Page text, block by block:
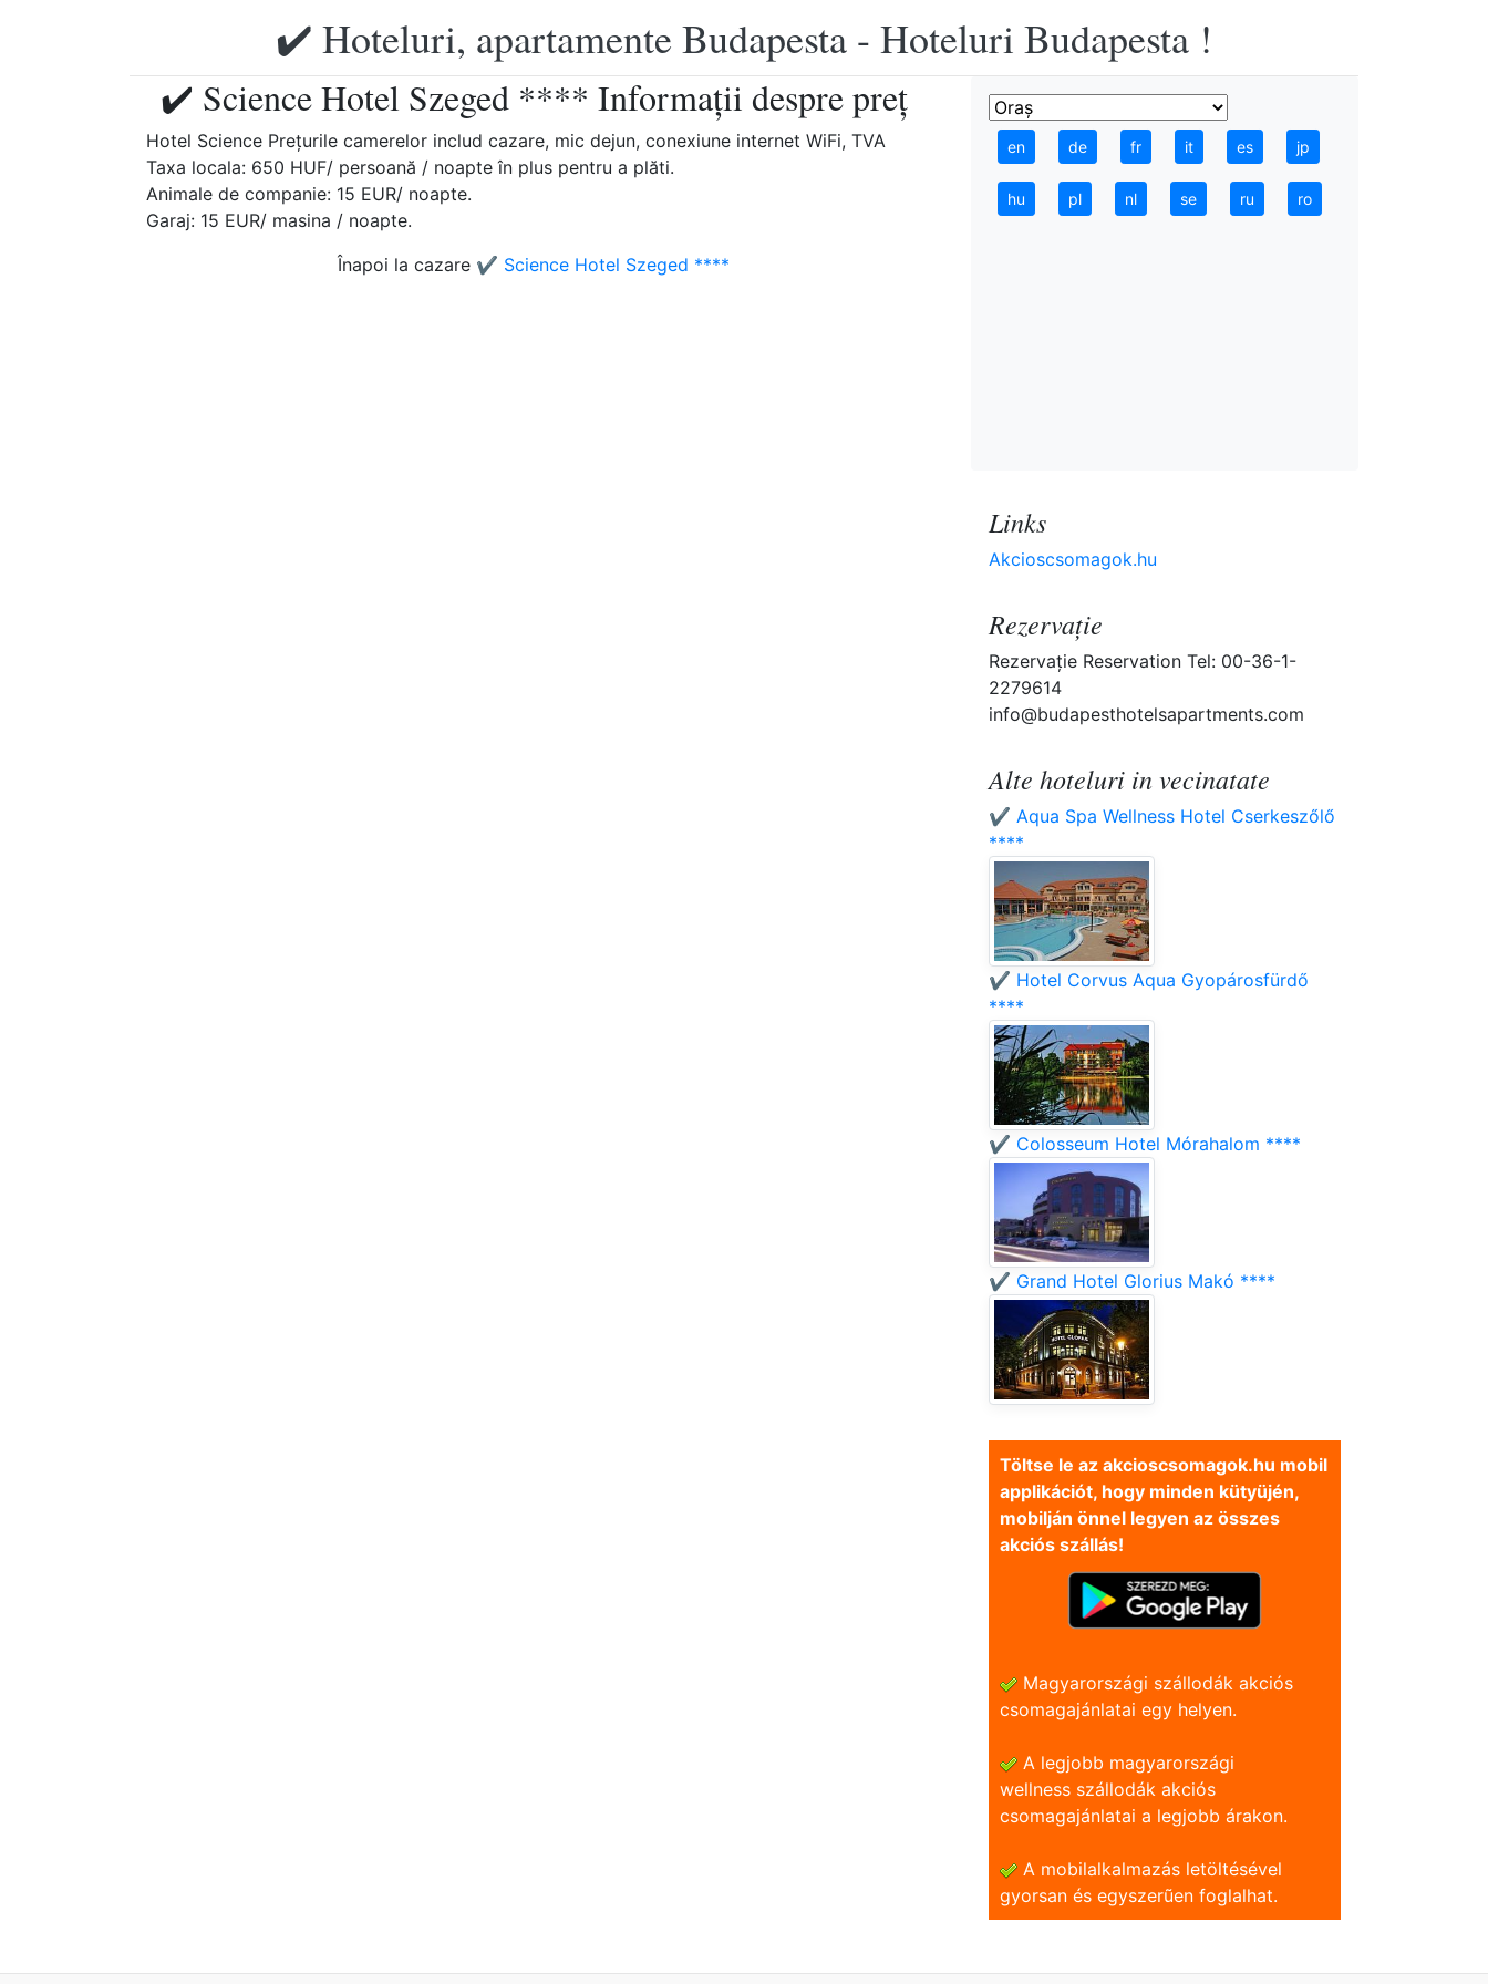
✔️ Hoteluri, apartamente Budapesta - Hoteluri Budapesta !
✔️ Science Hotel Szeged **** Informații despre preț
Hotel Science Prețurile camerelor includ cazare, mic dejun, conexiune internet WiFi, TVA
Taxa locala: 650 HUF/ persoană / noapte în plus pentru a plăti.
Animale de companie: 15 EUR/ noapte.
Garaj: 15 EUR/ masina / noapte.
Înapoi la cazare ✔️ Science Hotel Szeged ****
en de fr it es jp
hu pl nl se ru ro
Links
Akcioscsomagok.hu
Rezervaţie
Rezervaţie Reservation Tel: 00-36-1-
2279614
info@budapesthotelsapartments.com
Alte hoteluri in vecinatate
✔️ Aqua Spa Wellness Hotel Cserkeszőlő
****
✔️ Hotel Corvus Aqua Gyopárosfürdő
****
✔️ Colosseum Hotel Mórahalom ****
✔️ Grand Hotel Glorius Makó ****
Töltse le az akcioscsomagok.hu mobil
applikációt, hogy minden kütyüjén,
mobilján önnel legyen az összes
akciós szállás!
Magyarországi szállodák akciós
csomagajánlatai egy helyen.
A legjobb magyarországi
wellness szállodák akciós
csomagajánlatai a legjobb árakon.
A mobilalkalmazás letöltésével
gyorsan és egyszerũen foglalhat.